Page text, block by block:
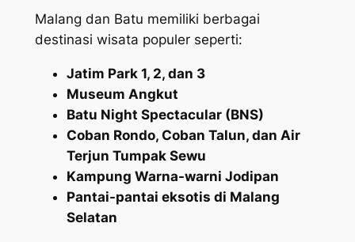
Malang dan Batu memiliki berbagai
destinasi wisata populer seperti:
Jatim Park 1, 2, dan 3
Museum Angkut
Batu Night Spectacular (BNS)
Coban Rondo, Coban Talun, dan Air
Terjun Tumpak Sewu
Kampung Warna-warni Jodipan
Pantai-pantai eksotis di Malang
Selatan